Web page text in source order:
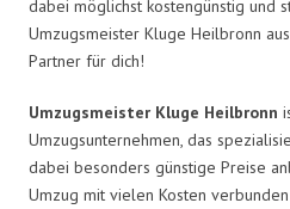
dabei möglichst kostengünstig und
Umzugsmeister Kluge Heilbronn
Partner für dich!
Umzugsmeister Kluge Heilbronn
Umzugsunternehmen, das
dabei besonders günstige Preise
Umzug mit vielen Kosten